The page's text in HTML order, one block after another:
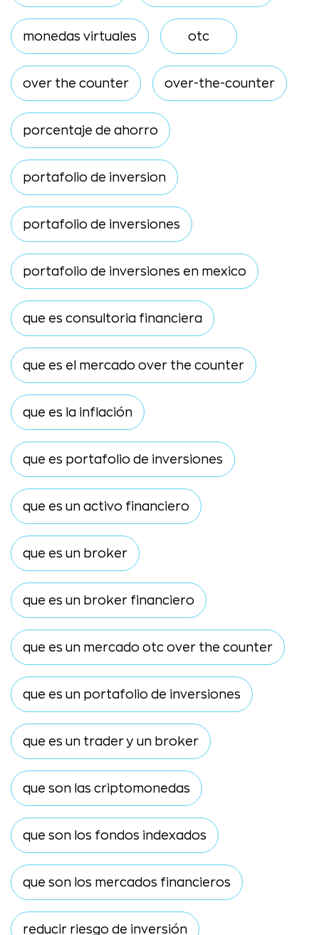
monedas virtuales otc
over the counter over-the-counter
porcentaje de ahorro
portafolio de inversion
portafolio de inversiones
portafolio de inversiones en mexico
que es consultoria financiera
que es el mercado over the counter
que es la inflación
que es portafolio de inversiones
que es un activo financiero
que es un broker
que es un broker financiero
que es un mercado otc over the counter
que es un portafolio de inversiones
que es un trader y un broker
que son las criptomonedas
que son los fondos indexados
que son los mercados financieros
reducir riesgo de inversión